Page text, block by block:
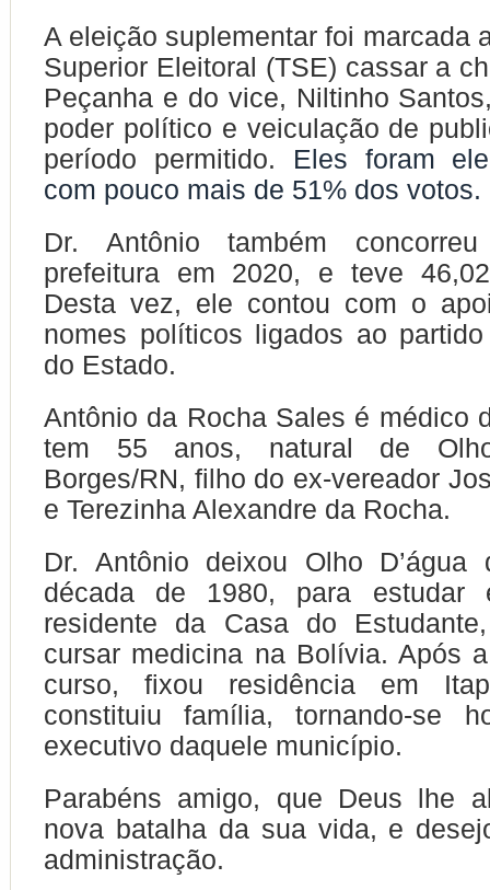
A eleição suplementar foi marcada
Superior Eleitoral (TSE) cassar a
Peçanha e do vice, Niltinho
poder político e veiculação de
período permitido. Eles foram
com pouco mais de 51% dos votos.
Dr. Antônio também
prefeitura em 2020, e teve
Desta vez, ele contou com o
nomes políticos ligados ao
do Estado.
Antônio da Rocha Sales é médico
tem 55 anos, natural de
Borges/RN, filho do ex-vereador
e Terezinha Alexandre da Rocha.
Dr. Antônio deixou Olho D’água
década de 1980, para estudar
residente da Casa do
cursar medicina na Bolívia. Após
curso, fixou residência em
constituiu família, tornando-se
executivo daquele município.
Parabéns amigo, que Deus lhe
nova batalha da sua vida, e
administração.